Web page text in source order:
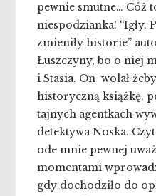
pewnie smutne… Cóż
niespodzianka! “Igły.
zmieniły historie”
Łuszczyny, bo o niej
i Stasia. On wolał
historyczną książkę,
tajnych agentkach
detektywa Noska.
ode mnie pewnej
momentami
gdy dochodziło do